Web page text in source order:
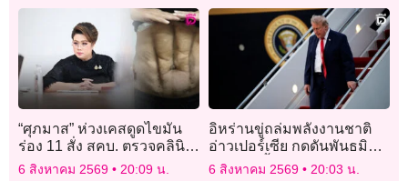
“ศุภมาส” ห่วงเคสดูดไขมัน
ร่อง 11 สั่ง สคบ. ตรวจคลินิก
เสริมความงาม
6 สิงหาคม 2569 20:09 น.
อิหร่านขู่ถล่มพลังงานชาติ
อ่าวเปอร์เซีย กดดันพันธมิตร
สหรัฐยับยั้ง “ทรัมป์”
6 สิงหาคม 2569 20:03 น.